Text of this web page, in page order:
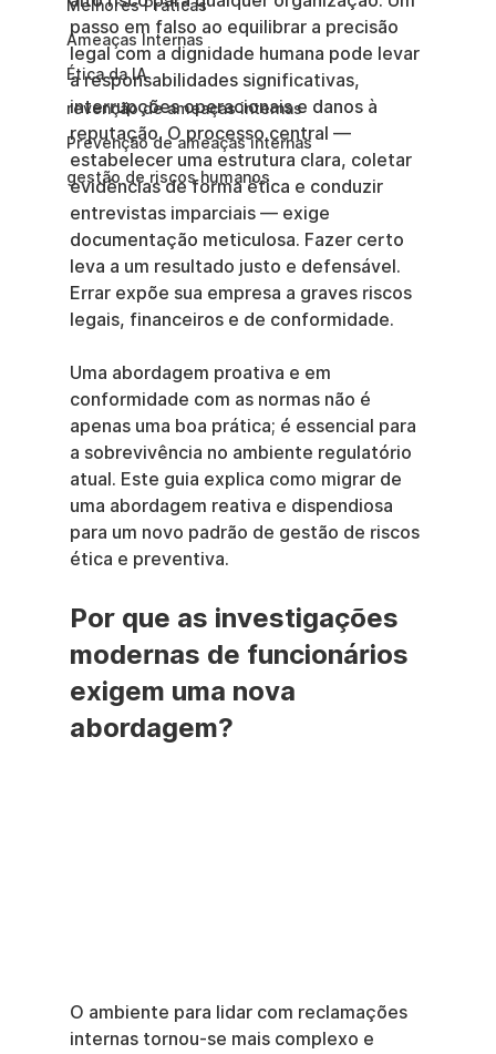
Melhores Práticas
Ameaças Internas
Ética da IA
revenção de ameaças internas
Prevenção de ameaças internas
gestão de riscos humanos
passo em falso ao equilibrar a precisão
legal com a dignidade humana pode levar
a responsabilidades significativas,
interrupções operacionais e danos à
reputação. O processo central —
estabelecer uma estrutura clara, coletar
evidências de forma ética e conduzir
entrevistas imparciais — exige
documentação meticulosa. Fazer certo
leva a um resultado justo e defensável.
Errar expõe sua empresa a graves riscos
legais, financeiros e de conformidade.
Uma abordagem proativa e em
conformidade com as normas não é
apenas uma boa prática; é essencial para
a sobrevivência no ambiente regulatório
atual. Este guia explica como migrar de
uma abordagem reativa e dispendiosa
para um novo padrão de gestão de riscos
ética e preventiva.
Por que as investigações
modernas de funcionários
exigem uma nova
abordagem?
O ambiente para lidar com reclamações
internas tornou-se mais complexo e